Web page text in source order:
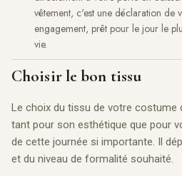
vêtement, c'est une déclaration de
engagement, prêt pour le jour le
vie.
Choisir le bon tissu
Le choix du tissu de votre costume
tant pour son esthétique que pour
de cette journée si importante. Il
et du niveau de formalité souhaité.